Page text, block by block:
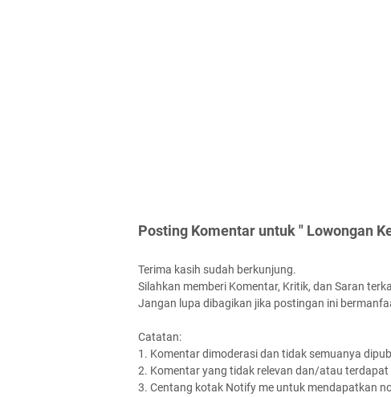
Posting Komentar untuk " Lowongan
Terima kasih sudah berkunjung.
Silahkan memberi Komentar, Kritik, dan Saran
Jangan lupa dibagikan jika postingan ini
Catatan:
1. Komentar dimoderasi dan tidak semuanya
2. Komentar yang tidak relevan dan/atau
3. Centang kotak Notify me untuk mendapatkan